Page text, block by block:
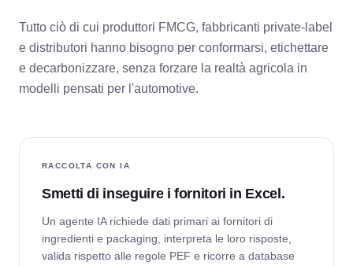
Tutto ciò di cui produttori FMCG, fabbricanti private-label
e distributori hanno bisogno per conformarsi, etichettare
e decarbonizzare, senza forzare la realtà agricola in
modelli pensati per l'automotive.
RACCOLTA CON IA
Smetti di inseguire i fornitori in Excel.
Un agente IA richiede dati primari ai fornitori di
ingredienti e packaging, interpreta le loro risposte,
valida rispetto alle regole PEF e ricorre a database